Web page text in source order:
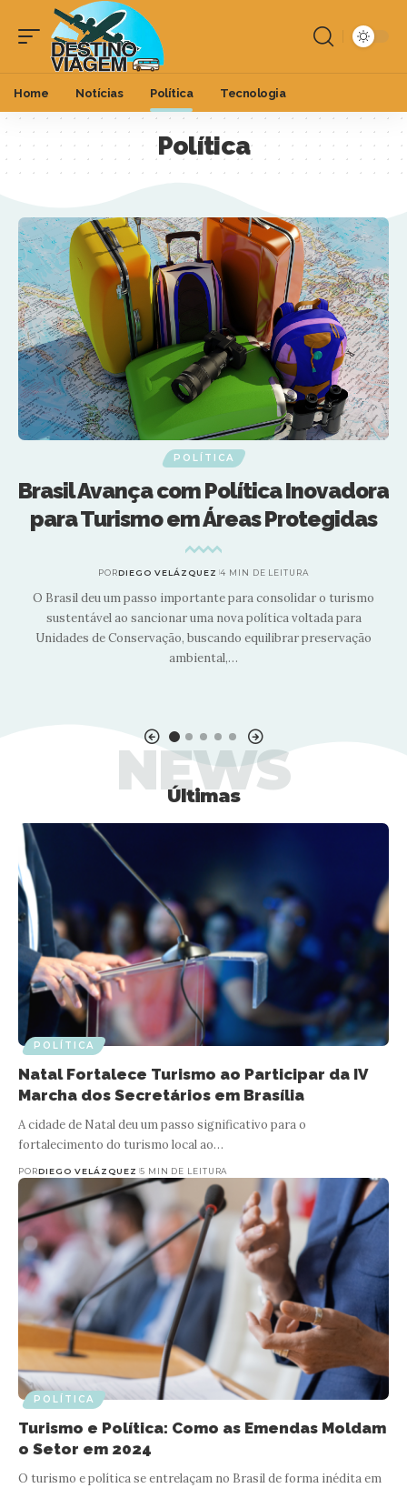
Home Notícias Política Tecnologia
Política
POLÍTICA
Argentina adota política de céus
abertos na aviação
PORDIEGO VELÁZQUEZ 4 MIN DE LEITURA
Essas mudanças são o resultado de um esforço conjunto liderado
pelo Ministério de Desregulamentação e Transformação do
Estado, em parceria com a Secretaria de Transporte…
Últimas
NEWS
POLÍTICA
Natal Fortalece Turismo ao Participar da IV
Marcha dos Secretários em Brasília
A cidade de Natal deu um passo significativo para o
fortalecimento do turismo local ao…
PORDIEGO VELÁZQUEZ 5 MIN DE LEITURA
POLÍTICA
Turismo e Política: Como as Emendas Moldam
o Setor em 2024
O turismo e política se entrelaçam no Brasil de forma inédita em